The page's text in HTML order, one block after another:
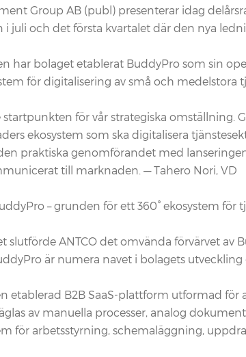
Group AB (publ) presenterar idag
juli och det första kvartalet där den nya
har bolaget etablerat BuddyPro som sin
för digitalisering av små och medelstora
startpunkten för vår strategiska omställning.
ekosystem som ska digitalisera
praktiska genomförandet med
till marknaden. — Tahero Nori, VD
– grunden för ett 360° ekosystem för
slutförde ANTCO det omvända förvärvet av
är numera navet i bolagets
etablerad B2B SaaS-plattform utformad för
av manuella processer, analog
för arbetsstyrning, schemaläggning,